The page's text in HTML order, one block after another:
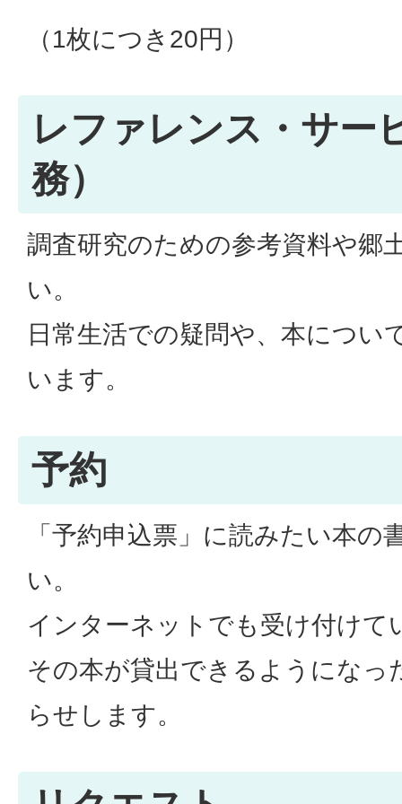
（1枚につき20円）
レファレンス・サー
務）
調査研究のための参考資料や郷
い。
日常生活での疑問や、本につい
います。
予約
「予約申込票」に読みたい本の
い。
インターネットでも受け付けて
その本が貸出できるようになっ
らせします。